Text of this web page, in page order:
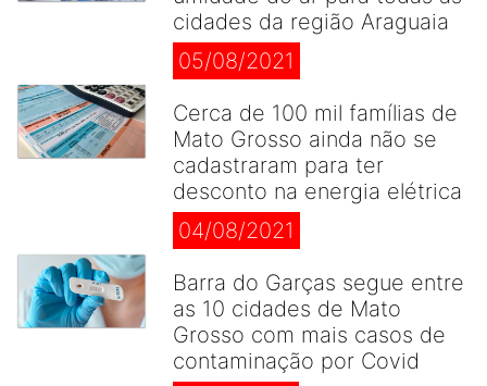
cidades da região Araguaia
05/08/2021
Cerca de 100 mil famílias de
Mato Grosso ainda não se
cadastraram para ter
desconto na energia elétrica
04/08/2021
Barra do Garças segue entre
as 10 cidades de Mato
Grosso com mais casos de
contaminação por Covid